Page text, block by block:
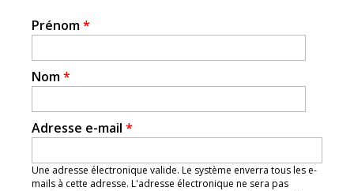
Prénom*
Nom*
Adresse e-mail *
Une adresse électronique valide. Le système enverra tous les e-
mails à cette adresse. L'adresse électronique ne sera pas